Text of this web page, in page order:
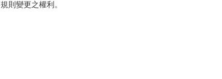
則變更之權利。